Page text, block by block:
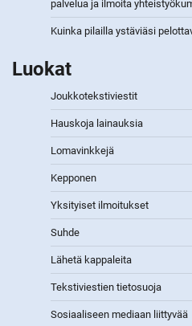
palvelua ja ilmoita
Kuinka pilailla ystäviäsi
Luokat
Joukkotekstiviestit
Hauskoja lainauksia
Lomavinkkejä
Kepponen
Yksityiset ilmoitukset
Suhde
Lähetä kappaleita
Tekstiviestien tietosuoja
Sosiaaliseen mediaan liittyvää